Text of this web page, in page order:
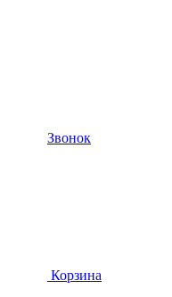
Звонок
Корзина